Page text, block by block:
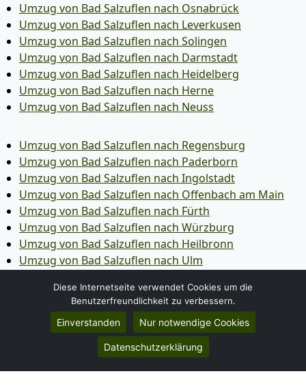
Umzug von Bad Salzuflen nach Osnabrück
Umzug von Bad Salzuflen nach Leverkusen
Umzug von Bad Salzuflen nach Solingen
Umzug von Bad Salzuflen nach Darmstadt
Umzug von Bad Salzuflen nach Heidelberg
Umzug von Bad Salzuflen nach Herne
Umzug von Bad Salzuflen nach Neuss
Umzug von Bad Salzuflen nach Regensburg
Umzug von Bad Salzuflen nach Paderborn
Umzug von Bad Salzuflen nach Ingolstadt
Umzug von Bad Salzuflen nach Offenbach am Main
Umzug von Bad Salzuflen nach Fürth
Umzug von Bad Salzuflen nach Würzburg
Umzug von Bad Salzuflen nach Heilbronn
Umzug von Bad Salzuflen nach Ulm
Umzug von Bad Salzuflen nach Wolfsburg
Umzug von Bad Salzuflen nach Bottrop
Umzug von Bad Salzuflen nach Göttingen
Umzug von Bad Salzuflen nach Reutlingen
Umzug von Bad Salzuflen nach Bremer­haven
Umzug von Bad Salzuflen nach Koblenz
Diese Internetseite verwendet Cookies um die
Benutzerfreundlichkeit zu verbessern.
Einverstanden Nur notwendige Cookies
Datenschutzerklärung